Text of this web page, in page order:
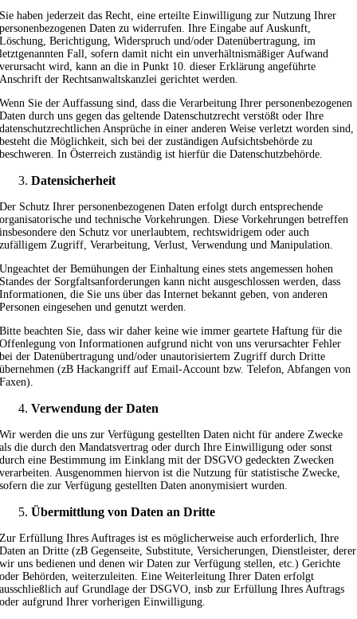
Sie haben jederzeit das Recht, eine erteilte Einwilligung zur Nutzung Ihrer
personenbezogenen Daten zu widerrufen. Ihre Eingabe auf Auskunft,
Löschung, Berichtigung, Widerspruch und/oder Datenübertragung, im
letztgenannten Fall, sofern damit nicht ein unverhältnismäßiger Aufwand
verursacht wird, kann an die in Punkt 10. dieser Erklärung angeführte
Anschrift der Rechtsanwaltskanzlei gerichtet werden.
Wenn Sie der Auffassung sind, dass die Verarbeitung Ihrer personenbezogenen
Daten durch uns gegen das geltende Datenschutzrecht verstößt oder Ihre
datenschutzrechtlichen Ansprüche in einer anderen Weise verletzt worden sind,
besteht die Möglichkeit, sich bei der zuständigen Aufsichtsbehörde zu
beschweren. In Österreich zuständig ist hierfür die Datenschutzbehörde.
Datensicherheit
Der Schutz Ihrer personenbezogenen Daten erfolgt durch entsprechende
organisatorische und technische Vorkehrungen. Diese Vorkehrungen betreffen
insbesondere den Schutz vor unerlaubtem, rechtswidrigem oder auch
zufälligem Zugriff, Verarbeitung, Verlust, Verwendung und Manipulation.
Ungeachtet der Bemühungen der Einhaltung eines stets angemessen hohen
Standes der Sorgfaltsanforderungen kann nicht ausgeschlossen werden, dass
Informationen, die Sie uns über das Internet bekannt geben, von anderen
Personen eingesehen und genutzt werden.
Bitte beachten Sie, dass wir daher keine wie immer geartete Haftung für die
Offenlegung von Informationen aufgrund nicht von uns verursachter Fehler
bei der Datenübertragung und/oder unautorisiertem Zugriff durch Dritte
übernehmen (zB Hackangriff auf Email-Account bzw. Telefon, Abfangen von
Faxen).
Verwendung der Daten
Wir werden die uns zur Verfügung gestellten Daten nicht für andere Zwecke
als die durch den Mandatsvertrag oder durch Ihre Einwilligung oder sonst
durch eine Bestimmung im Einklang mit der DSGVO gedeckten Zwecken
verarbeiten. Ausgenommen hiervon ist die Nutzung für statistische Zwecke,
sofern die zur Verfügung gestellten Daten anonymisiert wurden.
Übermittlung von Daten an Dritte
Zur Erfüllung Ihres Auftrages ist es möglicherweise auch erforderlich, Ihre
Daten an Dritte (zB Gegenseite, Substitute, Versicherungen, Dienstleister, derer
wir uns bedienen und denen wir Daten zur Verfügung stellen, etc.) Gerichte
oder Behörden, weiterzuleiten. Eine Weiterleitung Ihrer Daten erfolgt
ausschließlich auf Grundlage der DSGVO, insb zur Erfüllung Ihres Auftrags
oder aufgrund Ihrer vorherigen Einwilligung.